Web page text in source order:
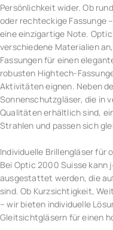
Persönlichkeit wider. Ob
oder rechteckige Fassunge
eine einzigartige Note.
verschiedene Materialien
Fassungen für einen
robusten Hightech-
Aktivitäten eignen. Neben
Sonnenschutzgläser, die in
Qualitäten erhältlich sind,
Strahlen und passen sich
Individuelle Brillengläser für
Bei Optic 2000 Suisse kann
ausgestattet werden, die
sind. Ob Kurzsichtigkeit,
– wir bieten individuelle
Gleitsichtgläsern für einen